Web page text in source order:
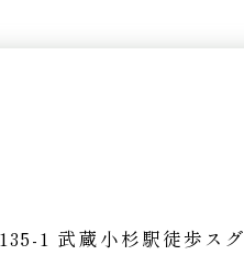
1 武蔵小杉駅徒歩スグ